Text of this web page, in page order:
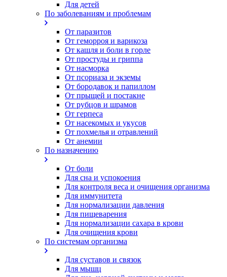
Для детей
По заболеваниям и проблемам
От паразитов
Oт геморроя и варикоза
От кашля и боли в горле
От простуды и гриппа
От насморка
Oт псориаза и экземы
От бородавок и папиллом
От прыщей и постакне
От рубцов и шрамов
От герпеса
От насекомых и укусов
От похмелья и отравлений
От анемии
По назначению
От боли
Для сна и успокоения
Для контроля веса и очищения организма
Для иммунитета
Для нормализации давления
Для пищеварения
Для нормализации сахара в крови
Для очищения крови
По системам организма
Для суставов и связок
Для мышц